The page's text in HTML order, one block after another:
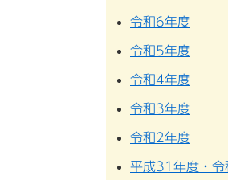
令和6年度
令和5年度
令和4年度
令和3年度
令和2年度
平成31年度・令